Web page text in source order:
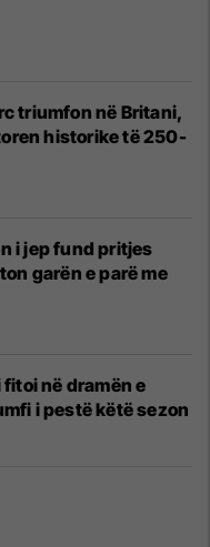
triumfon në Britani,
historike të 250-
i jep fund pritjes
garën e parë me
në dramën e
i pestë këtë sezon